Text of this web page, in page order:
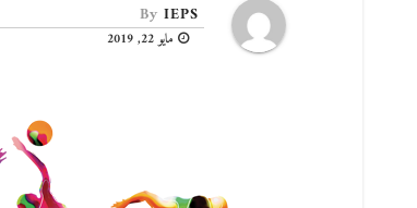
By IEPS
مايو 22, 2019